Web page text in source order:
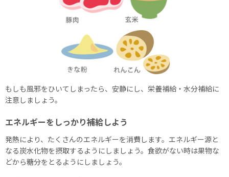
もしも風邪をひいてしまったら、安静にし、栄養補給・水分補給に
注意しましょう。
エネルギーをしっかり補給しよう
発熱により、たくさんのエネルギーを消費します。エネルギー源と
なる炭水化物を摂取するようにしましょう。食欲がない時は果物な
どから糖分をとるようにしましょう。